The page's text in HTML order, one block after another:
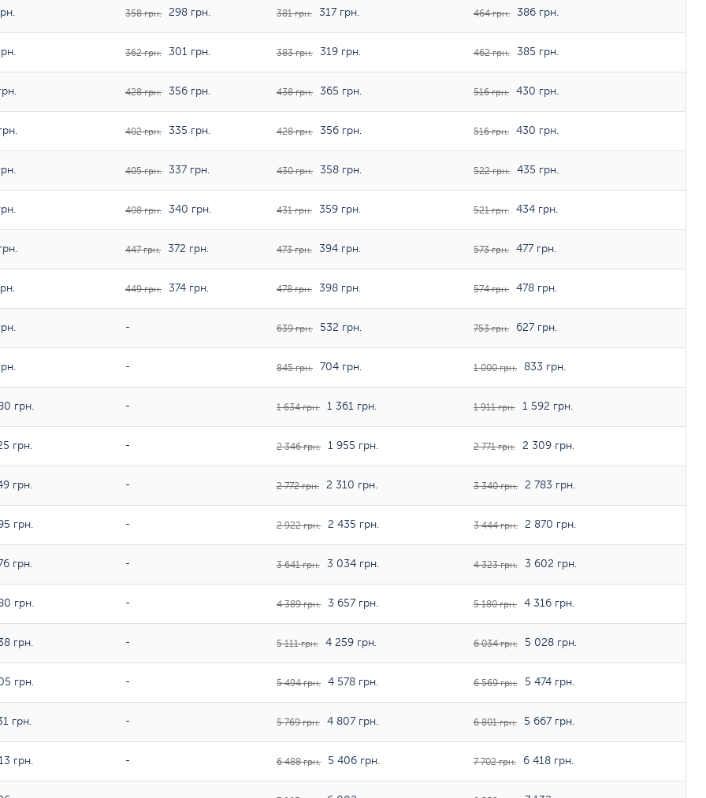
358 грн. 298 грн. 381 грн. 317 грн. 464 грн. 386 грн.
362 грн. 301 грн. 383 грн. 319 грн. 462 грн. 385 грн.
428 грн. 356 грн. 438 грн. 365 грн. 516 грн. 430 грн.
402 грн. 335 грн. 428 грн. 356 грн. 516 грн. 430 грн.
405 грн. 337 грн. 430 грн. 358 грн. 522 грн. 435 грн.
408 грн. 340 грн. 431 грн. 359 грн. 521 грн. 434 грн.
447 грн. 372 грн. 473 грн. 394 грн. 573 грн. 477 грн.
449 грн. 374 грн. 478 грн. 398 грн. 574 грн. 478 грн.
- 639 грн. 532 грн. 753 грн. 627 грн.
- 845 грн. 704 грн. 1 000 грн. 833 грн.
грн. - 1 634 грн. 1 361 грн. 1 911 грн. 1 592 грн.
грн. - 2 346 грн. 1 955 грн. 2 771 грн. 2 309 грн.
грн. - 2 772 грн. 2 310 грн. 3 340 грн. 2 783 грн.
грн. - 2 922 грн. 2 435 грн. 3 444 грн. 2 870 грн.
грн. - 3 641 грн. 3 034 грн. 4 323 грн. 3 602 грн.
грн. - 4 389 грн. 3 657 грн. 5 180 грн. 4 316 грн.
грн. - 5 111 грн. 4 259 грн. 6 034 грн. 5 028 грн.
грн. - 5 494 грн. 4 578 грн. 6 569 грн. 5 474 грн.
грн. - 5 769 грн. 4 807 грн. 6 801 грн. 5 667 грн.
грн. - 6 488 грн. 5 406 грн. 7 702 грн. 6 418 грн.